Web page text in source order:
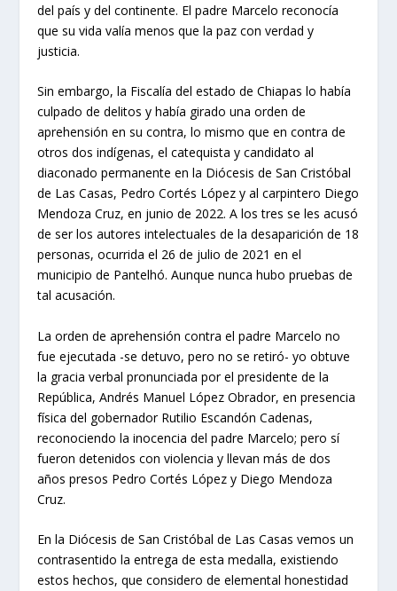
del país y del continente. El padre Marcelo reconocía
que su vida valía menos que la paz con verdad y
justicia.
Sin embargo, la Fiscalía del estado de Chiapas lo había
culpado de delitos y había girado una orden de
aprehensión en su contra, lo mismo que en contra de
otros dos indígenas, el catequista y candidato al
diaconado permanente en la Diócesis de San Cristóbal
de Las Casas, Pedro Cortés López y al carpintero Diego
Mendoza Cruz, en junio de 2022. A los tres se les acusó
de ser los autores intelectuales de la desaparición de 18
personas, ocurrida el 26 de julio de 2021 en el
municipio de Pantelhó. Aunque nunca hubo pruebas de
tal acusación.
La orden de aprehensión contra el padre Marcelo no
fue ejecutada -se detuvo, pero no se retiró- yo obtuve
la gracia verbal pronunciada por el presidente de la
República, Andrés Manuel López Obrador, en presencia
física del gobernador Rutilio Escandón Cadenas,
reconociendo la inocencia del padre Marcelo; pero sí
fueron detenidos con violencia y llevan más de dos
años presos Pedro Cortés López y Diego Mendoza
Cruz.
En la Diócesis de San Cristóbal de Las Casas vemos un
contrasentido la entrega de esta medalla, existiendo
estos hechos, que considero de elemental honestidad